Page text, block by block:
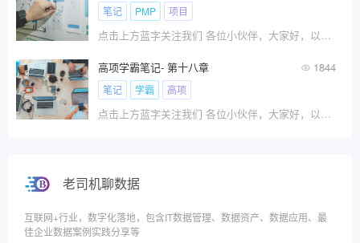
笔记 PMP 项目
点击上方蓝字关注我们 各位小伙伴，大家好，以下??
高项学霸笔记- 第十八章 1844
笔记 学霸 高项
点击上方蓝字关注我们 各位小伙伴，大家好，以下??
老司机聊数据
互联网+行业，数字化落地，包含IT数据管理、数据资产、数据应用、最
佳企业数据案例实践分享等